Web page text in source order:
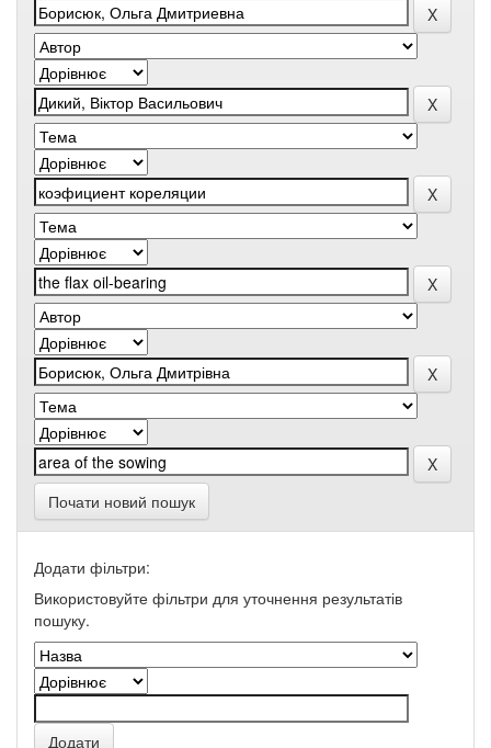
Почати новий пошук
Додати фільтри:
Використовуйте фільтри для уточнення результатів
пошуку.